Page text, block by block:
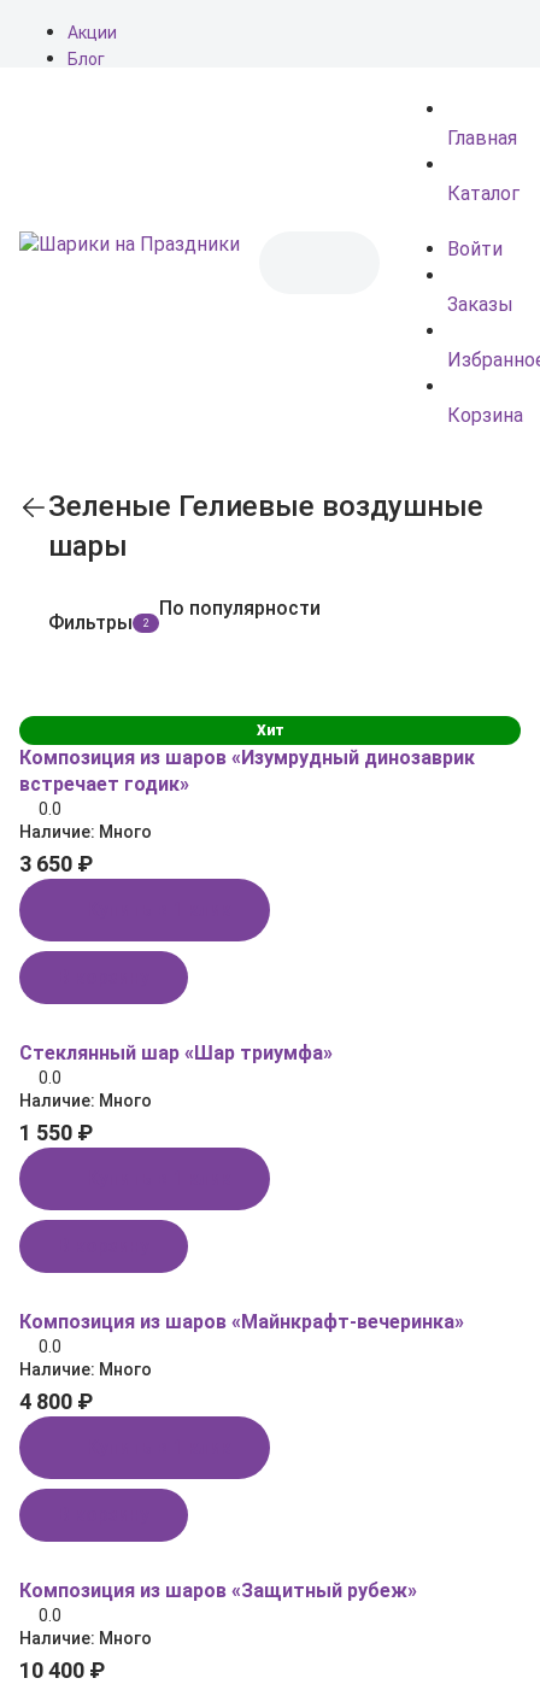
Акции
Блог
Главная
Каталог
Войти
Заказы
Корзина
Зеленые Гелиевые воздушные
шары
Фильтры 2
По популярности
Хит
Композиция из шаров «Изумрудный динозаврик
встречает годик»
0.0
Наличие: Много
3 650 ₽
Стеклянный шар «Шар триумфа»
0.0
Наличие: Много
1 550 ₽
Композиция из шаров «Майнкрафт‑вечеринка»
0.0
Наличие: Много
4 800 ₽
Композиция из шаров «Защитный рубеж»
0.0
Наличие: Много
10 400 ₽